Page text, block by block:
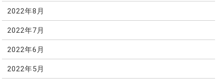
2022年8月
2022年7月
2022年6月
2022年5月